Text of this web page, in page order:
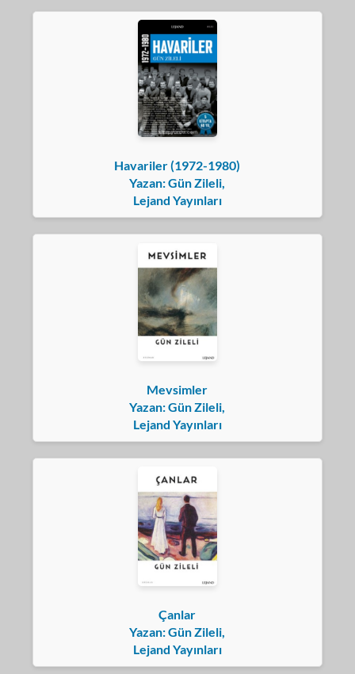
Havariler (1972-1980)
Yazan: Gün Zileli,
Lejand Yayınları
Mevsimler
Yazan: Gün Zileli,
Lejand Yayınları
Çanlar
Yazan: Gün Zileli,
Lejand Yayınları